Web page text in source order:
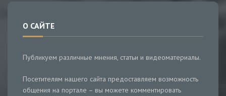
О САЙТЕ
Публикуем различные мнения, статьи и видеоматериалы.
Посетителям нашего сайта предоставляем возможность
общения на портале – вы можете комментировать